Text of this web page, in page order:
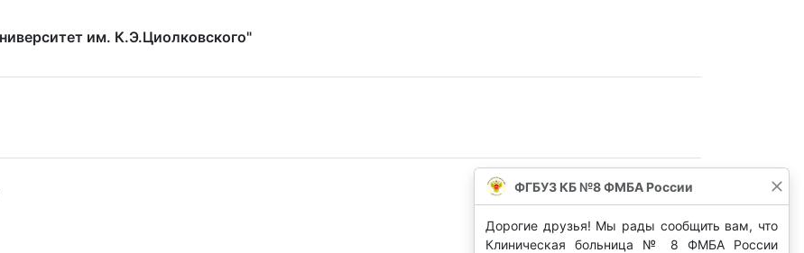
им. К.Э.Циолковского"
ФГБУЗ КБ №8 ФМБА России
Дорогие друзья! Мы рады сообщить вам, что
Клиническая больница № 8 ФМБА России